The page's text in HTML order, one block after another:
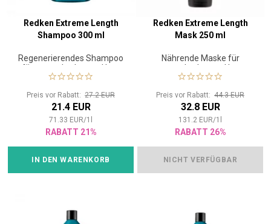
Redken Extreme Length
Shampoo 300 ml
Regenerierendes Shampoo
für gesundes langes Haar
Preis vor Rabatt: 27.2 EUR
21.4 EUR
71.33 EUR/1
RABATT 21%
IN DEN WARENKORB
Redken Extreme Length
Mask 250 ml
Nährende Maske für
gesundes langes Haar
Preis vor Rabatt: 44.3 EUR
32.8 EUR
131.2 EUR/1
RABATT 26%
NICHT VERFÜGBAR